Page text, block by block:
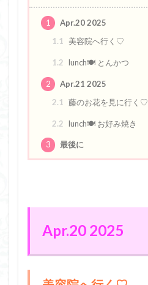
1
Apr.20 2025
1.1
美容院へ行く♡
1.2 lunch🍽️ とんかつ
2
Apr.21 2025
2.1
藤のお花を見に行く♡
2.2 lunch🍽️ お好み焼き
3 最後に
Apr.20 2025